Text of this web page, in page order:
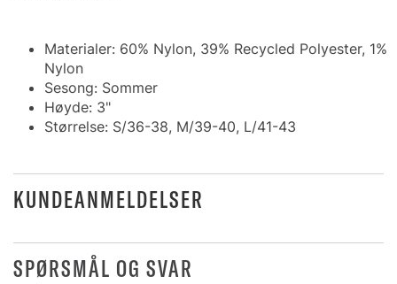
Materialer: 60% Nylon, 39% Recycled Polyester, 1%
Nylon
Sesong: Sommer
Høyde: 3"
Størrelse: S/36-38, M/39-40, L/41-43
KUNDEANMELDELSER
SPØRSMÅL OG SVAR